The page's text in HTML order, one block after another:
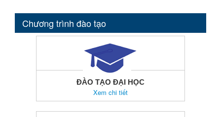
Chương trình đào tạo
ĐÀO TẠO ĐẠI HỌC
Xem chi tiết